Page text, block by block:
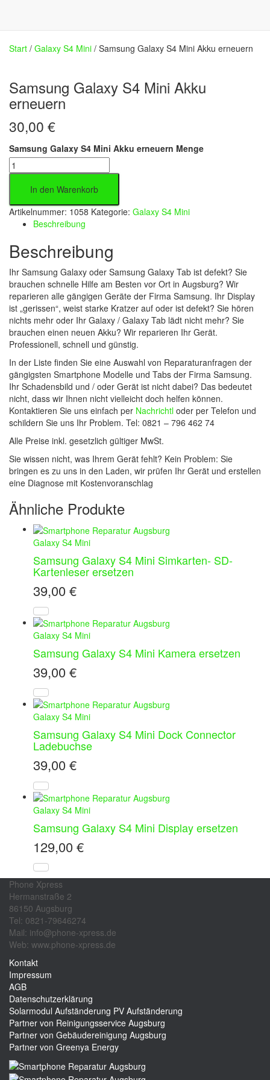
Start / Galaxy S4 Mini / Samsung Galaxy S4 Mini Akku erneuern
Samsung Galaxy S4 Mini Akku
erneuern
30,00 €
Samsung Galaxy S4 Mini Akku erneuern Menge
In den Warenkorb
Artikelnummer: 1058 Kategorie: Galaxy S4 Mini
Beschreibung
Beschreibung
Ihr Samsung Galaxy oder Samsung Galaxy Tab ist defekt? Sie
brauchen schnelle Hilfe am Besten vor Ort in Augsburg? Wir
reparieren alle gängigen Geräte der Firma Samsung. Ihr Display
ist „gerissen“, weist starke Kratzer auf oder ist defekt? Sie hören
nichts mehr oder Ihr Galaxy / Galaxy Tab lädt nicht mehr? Sie
brauchen einen neuen Akku? Wir reparieren Ihr Gerät.
Professionell, schnell und günstig.
In der Liste finden Sie eine Auswahl von Reparaturanfragen der
gängigsten Smartphone Modelle und Tabs der Firma Samsung.
Ihr Schadensbild und / oder Gerät ist nicht dabei? Das bedeutet
nicht, dass wir Ihnen nicht vielleicht doch helfen können.
Kontaktieren Sie uns einfach per Nachrichtl oder per Telefon und
schildern Sie uns Ihr Problem. Tel: 0821 – 796 462 74
Alle Preise inkl. gesetzlich gültiger MwSt.
Sie wissen nicht, was Ihrem Gerät fehlt? Kein Problem: Sie
bringen es zu uns in den Laden, wir prüfen Ihr Gerät und erstellen
eine Diagnose mit Kostenvoranschlag
Ähnliche Produkte
Galaxy S4 Mini
Samsung Galaxy S4 Mini Simkarten- SD-
Kartenleser ersetzen
39,00 €
Galaxy S4 Mini
Samsung Galaxy S4 Mini Kamera ersetzen
39,00 €
Galaxy S4 Mini
Samsung Galaxy S4 Mini Dock Connector
Ladebuchse
39,00 €
Galaxy S4 Mini
Samsung Galaxy S4 Mini Display ersetzen
129,00 €
Phone Xpress
Hermanstraße 2
86150 Augsburg
Tel: 0821-79646274
Mail: info@phone-xpress.de
Web: www.phone-xpress.de
Kontakt
Impressum
AGB
Datenschutzerklärung
Solarmodul Aufständerung PV Aufständerung
Partner von Reinigungsservice Augsburg
Partner von Gebäudereinigung Augsburg
Partner von Greenya Energy